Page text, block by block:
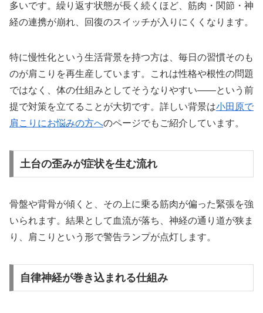
多いです。繰り返す状態が長く続くほど、筋肉・関節・神
経の連携が崩れ、回復のスイッチが入りにくくなります。
特に慢性化という生活背景を持つ方は、毎日の習慣そのも
のが肩こりを再生産しています。これは性格や根性の問題
ではなく、体の仕組みとしてそうなりやすい——という前
提で対策を立てることが大切です。詳しい背景は小田原で
肩こりにお悩みの方へのページでもご紹介しています。
土台の歪みが症状を生む流れ
骨盤や背骨が傾くと、その上に乗る筋肉が偏った緊張を強
いられます。結果として血流が落ち、神経の通り道が狭ま
り、肩こりという形で警告ランプが点灯します。
自律神経が巻き込まれる仕組み